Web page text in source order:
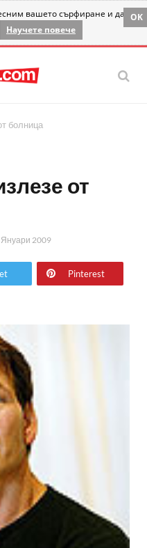
вашето сърфиране и да
Научете повече
OK
болница
от
Януари 2009
Pinterest